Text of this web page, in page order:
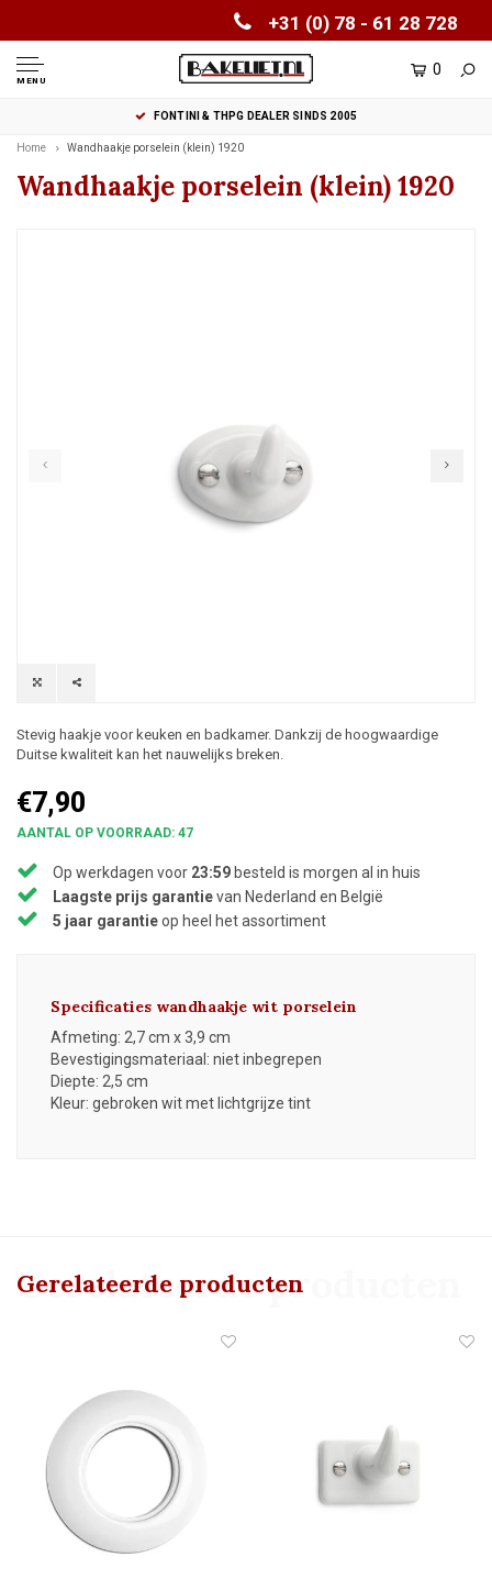
+31 (0) 78 - 61 28 728
MENU
0
FONTINI & THPG DEALER SINDS 2005
Home Wandhaakje porselein (klein) 1920
Wandhaakje porselein (klein) 1920
Stevig haakje voor keuken en badkamer. Dankzij de hoogwaardige
Duitse kwaliteit kan het nauwelijks breken.
€7,90
AANTAL OP VOORRAAD: 47
Op werkdagen voor 23:59 besteld is morgen al in huis
Laagste prijs garantievan Nederland en België
5 jaar garantieop heel het assortiment
Specificaties wandhaakje wit porselein
Afmeting: 2,7 cm x 3,9 cm
Bevestigingsmateriaal: niet inbegrepen
Diepte: 2,5 cm
Kleur: gebroken wit met lichtgrijze tint
Gerelateerde producten
Gerelateerde producten